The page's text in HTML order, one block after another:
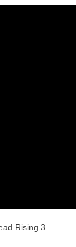
Rising 3.